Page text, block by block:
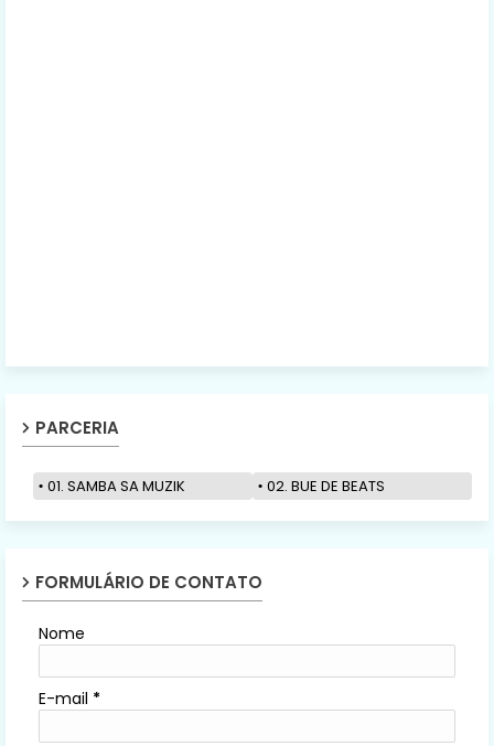
PARCERIA
01. SAMBA SA MUZIK 02. BUE DE BEATS
FORMULÁRIO DE CONTATO
Nome
E-mail *